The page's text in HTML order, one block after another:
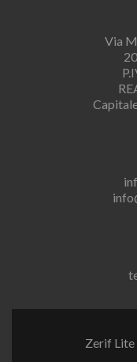
Via
Zerif Lite